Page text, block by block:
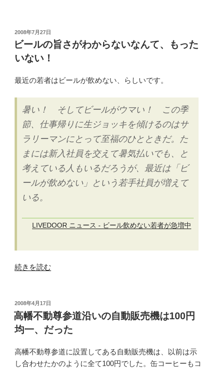
韓
国
っ
こ
け”
投
稿
日:
2008年7月27日
ビールの旨さがわからないなんて、もった
いない！
最近の若者はビールが飲めない、らしいです。
暑い！ そしてビールがウマい！ この季
節、仕事帰りに生ジョッキを傾けるのはサ
ラリーマンにとって至福のひとときだ。た
まには新入社員を交えて暑気払いでも、と
考えている人もいるだろうが、最近は「ビ
ールが飲めない」という若手社員が増えて
いる。
LIVEDOOR ニュース - ビール飲めない若者が急増中
“ビ
の
旨
さ
が
わ
か
続きを読む
投
稿
日:
2008年4月17日
高幡不動尊参道沿いの自動販売機は100円
均一、だった
高幡不動尊参道に設置してある自動販売機は、以前は示
し合わせたかのように全て100円でした。缶コーヒーもコ